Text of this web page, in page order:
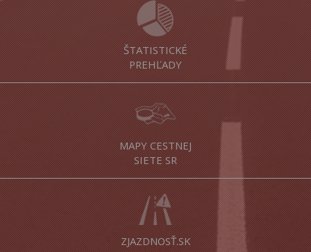
ŠTATISTICKÉ
PREHĽADY
MAPY CESTNEJ
SIETE SR
ZJAZDNOSŤ.SK